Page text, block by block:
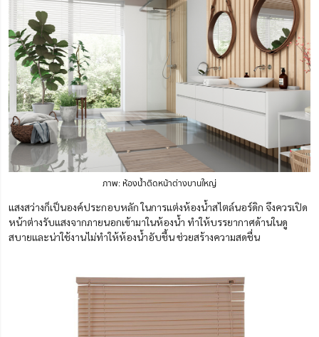
ภาพ: ห้องน้ำติดหน้าต่างบานใหญ่
แสงสว่างก็เป็นองค์ประกอบหลัก ในการแต่งห้องน้ำสไตล์นอร์ดิก จึงควรเปิด
หน้าต่างรับแสงจากภายนอกเข้ามาในห้องน้ำ ทำให้บรรยากาศด้านในดู
สบายและน่าใช้งานไม่ทำให้ห้องน้ำอับชื้น ช่วยสร้างความสดชื่น